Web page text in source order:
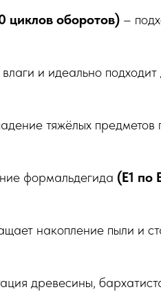
циклов оборотов) –
и идеально подходит
тяжёлых
формальдегида (E1 по
накопление пыли и
древесины,